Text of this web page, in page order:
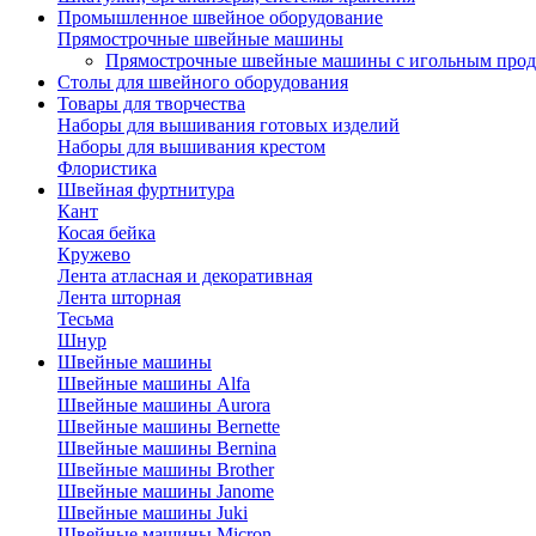
Промышленное швейное оборудование
Прямострочные швейные машины
Прямострочные швейные машины с игольным
Столы для швейного оборудования
Товары для творчества
Наборы для вышивания готовых изделий
Наборы для вышивания крестом
Флористика
Швейная фуртнитура
Кант
Косая бейка
Кружево
Лента aтласная и декоративная
Лента шторная
Тесьма
Шнур
Швейные машины
Швейные машины Alfa
Швейные машины Aurora
Швейные машины Bernette
Швейные машины Bernina
Швейные машины Brother
Швейные машины Janome
Швейные машины Juki